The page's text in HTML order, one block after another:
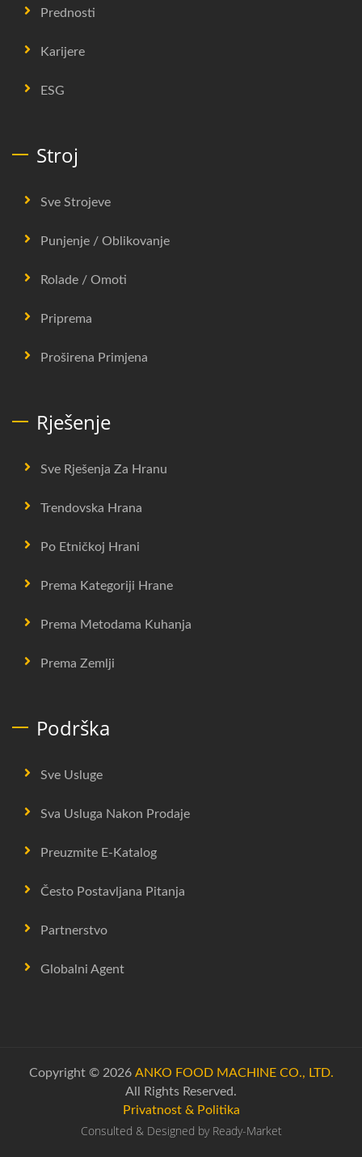
Prednosti
Karijere
ESG
Stroj
Sve Strojeve
Punjenje / Oblikovanje
Rolade / Omoti
Priprema
Proširena Primjena
Rješenje
Sve Rješenja Za Hranu
Trendovska Hrana
Po Etničkoj Hrani
Prema Kategoriji Hrane
Prema Metodama Kuhanja
Prema Zemlji
Podrška
Sve Usluge
Sva Usluga Nakon Prodaje
Preuzmite E-Katalog
Često Postavljana Pitanja
Partnerstvo
Globalni Agent
Copyright © 2026 ANKO FOOD MACHINE CO., LTD.
All Rights Reserved.
Privatnost & Politika
Consulted & Designed by Ready-Market